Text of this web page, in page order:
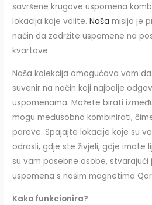
savršene krugove uspomena
lokacija koje volite.Naša misija je
način da zadržite uspomene na
kvartove.
Naša kolekcija omogućava vam
suvenir na način koji najbolje
uspomenama. Možete birati
mogu međusobno kombinirati,
parove. Spajajte lokacije koje su
odrasli, gdje ste živjeli, gdje imate
su vam posebne osobe, stvarajući
uspomena s našim magnetima
Kako funkcionira?